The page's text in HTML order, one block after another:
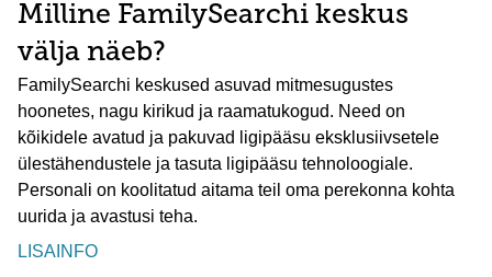
Milline FamilySearchi keskus
välja näeb?
FamilySearchi keskused asuvad mitmesugustes
hoonetes, nagu kirikud ja raamatukogud. Need on
kõikidele avatud ja pakuvad ligipääsu eksklusiivsetele
ülestähendustele ja tasuta ligipääsu tehnoloogiale.
Personali on koolitatud aitama teil oma perekonna kohta
uurida ja avastusi teha.
LISAINFO